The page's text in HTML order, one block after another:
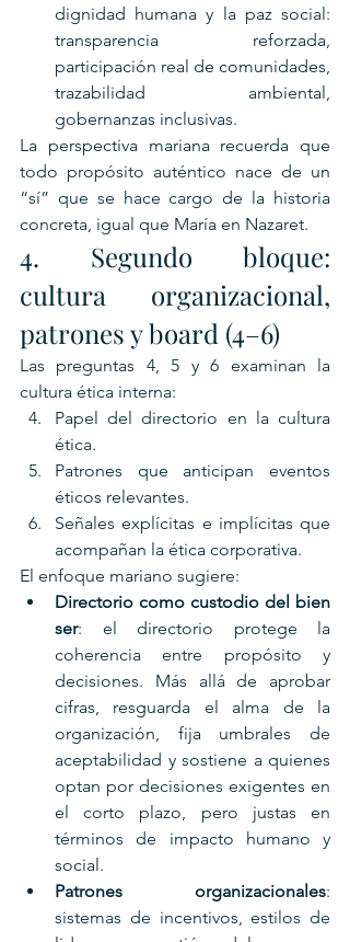
dignidad humana y la paz social:
transparencia reforzada,
participación real de comunidades,
trazabilidad ambiental,
gobernanzas inclusivas.
La perspectiva mariana recuerda que
todo propósito auténtico nace de un
“sí” que se hace cargo de la historia
concreta, igual que María en Nazaret.
4. Segundo bloque:
cultura organizacional,
patrones y board (4–6)
Las preguntas 4, 5 y 6 examinan la
cultura ética interna:
Papel del directorio en la cultura
ética.
Patrones que anticipan eventos
éticos relevantes.
Señales explícitas e implícitas que
acompañan la ética corporativa.
El enfoque mariano sugiere:
Directorio como custodio del bien
ser: el directorio protege la
coherencia entre propósito y
decisiones. Más allá de aprobar
cifras, resguarda el alma de la
organización, fija umbrales de
aceptabilidad y sostiene a quienes
optan por decisiones exigentes en
el corto plazo, pero justas en
términos de impacto humano y
social.
Patrones organizacionales:
sistemas de incentivos, estilos de